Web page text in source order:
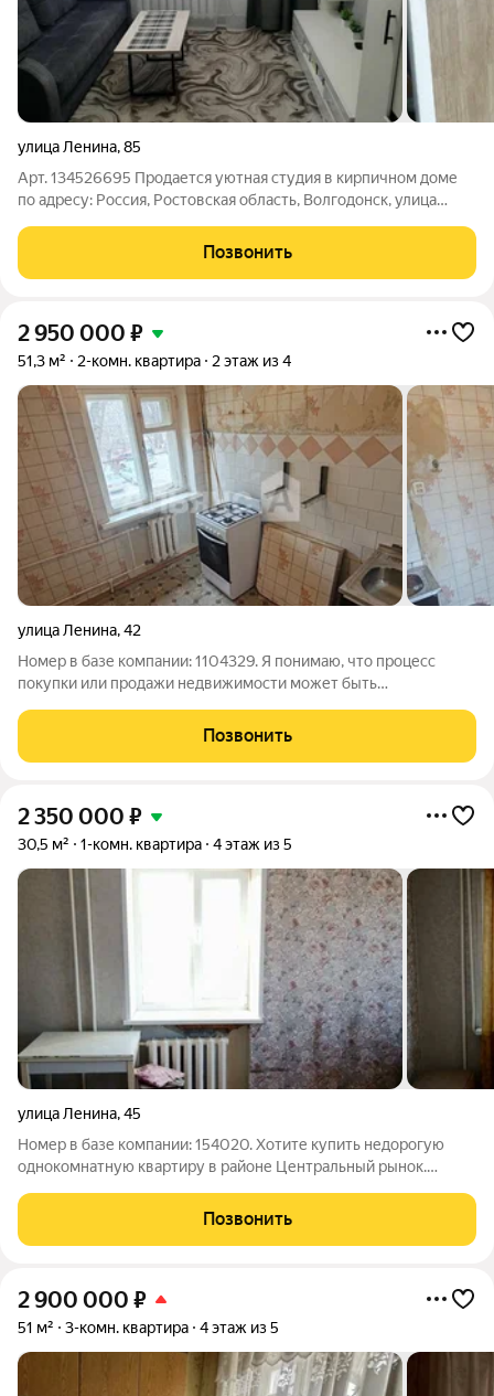
улица Ленина,85
Арт. 134526695 Продается уютная студия в кирпичном доме
по адресу: Россия, Ростовская область, Волгодонск, улица
дома. Окна выходят во двор, что обеспечивает тишину и
спокойствие. В квартире
Позвонить
2 950 000 ₽
51,3 м² 2-комн. квартира 2 этаж из 4
улица Ленина,42
Номер в базе компании: 1104329. Я понимаю, что процесс
покупки или продажи недвижимости может быть
Я помогу вам разобраться в сложных юридических и
финансовых аспектах сделки, предостерегу от
Позвонить
2 350 000 ₽
30,5 м² 1-комн. квартира 4 этаж из 5
улица Ленина,45
Номер в базе компании: 154020. Хотите купить недорогую
однокомнатную квартиру в районе Центральный рынок.
квадратных метров. Объект расположен на 4 этаже 5 этажного
кирпичного дома. К преимуществам
Позвонить
2 900 000 ₽
51 м² 3-комн. квартира 4 этаж из 5